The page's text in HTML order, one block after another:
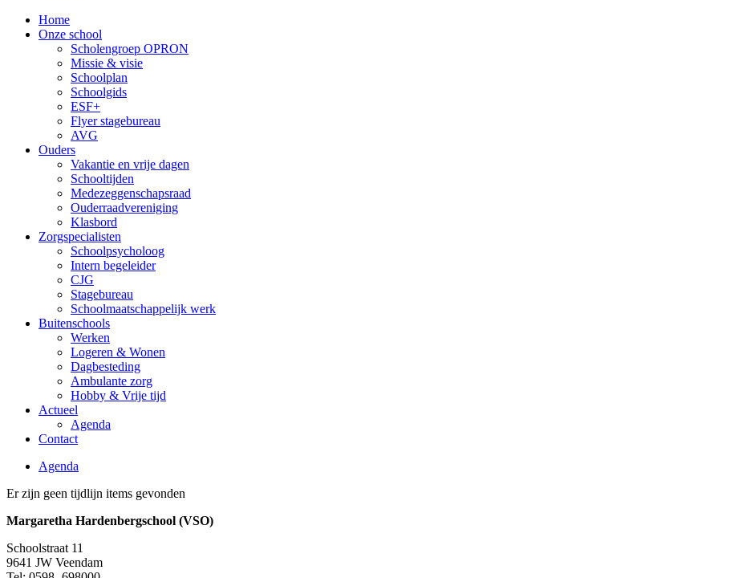
Home
Onze school
Scholengroep OPRON
Missie & visie
Schoolplan
Schoolgids
ESF+
Flyer stagebureau
AVG
Ouders
Vakantie en vrije dagen
Schooltijden
Medezeggenschapsraad
Ouderraadvereniging
Klasbord
Zorgspecialisten
Schoolpsycholoog
Intern begeleider
CJG
Stagebureau
Schoolmaatschappelijk werk
Buitenschools
Werken
Logeren & Wonen
Dagbesteding
Ambulante zorg
Hobby & Vrije tijd
Actueel
Agenda
Contact
Agenda
Er zijn geen tijdlijn items gevonden
Margaretha Hardenbergschool (VSO)
Schoolstraat 11
9641 JW Veendam